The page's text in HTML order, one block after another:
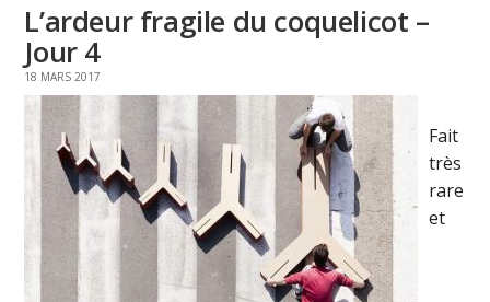
L’ardeur fragile du coquelicot –
Jour 4
18 MARS 2017
Fait
très
rare
et